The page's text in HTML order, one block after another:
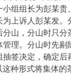
小组组长为彭某贵
为上诉人彭某发。
山，分山时只分
管理。分山时先剔
签决定，确定后
种形式将集体的